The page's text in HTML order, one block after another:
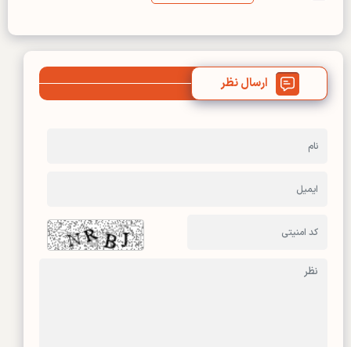
ارسال نظر